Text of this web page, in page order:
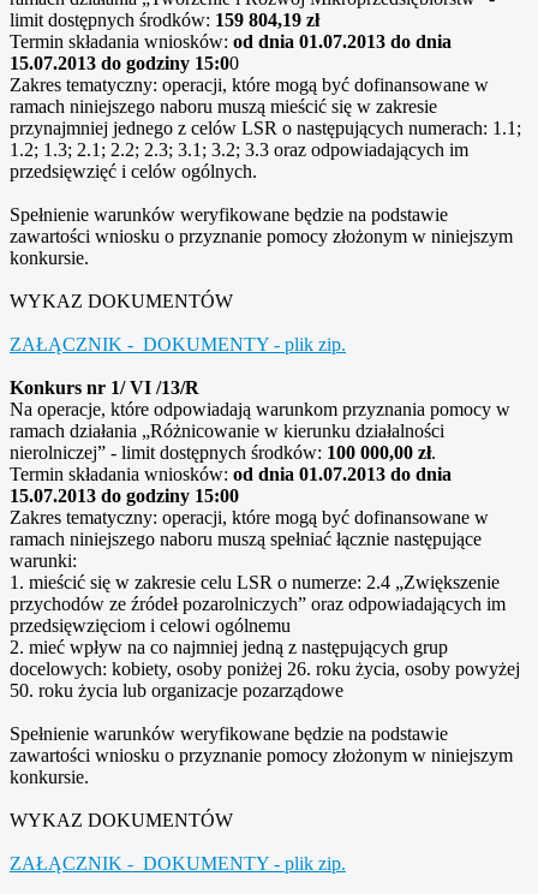
limit dostępnych środków: 159 804,19 zł
Termin składania wniosków: od dnia 01.07.2013 do dnia
15.07.2013 do godziny 15:00
Zakres tematyczny: operacji, które mogą być dofinansowane w
ramach niniejszego naboru muszą mieścić się w zakresie
przynajmniej jednego z celów LSR o następujących numerach: 1.1;
1.2; 1.3; 2.1; 2.2; 2.3; 3.1; 3.2; 3.3 oraz odpowiadających im
przedsięwzięć i celów ogólnych.
Spełnienie warunków weryfikowane będzie na podstawie
zawartości wniosku o przyznanie pomocy złożonym w niniejszym
konkursie.
WYKAZ DOKUMENTÓW
ZAŁĄCZNIK - DOKUMENTY - plik zip.
Konkurs nr 1/ VI /13/R
Na operacje, które odpowiadają warunkom przyznania pomocy w
ramach działania „Różnicowanie w kierunku działalności
nierolniczej” - limit dostępnych środków: 100 000,00 zł.
Termin składania wniosków: od dnia 01.07.2013 do dnia
15.07.2013 do godziny 15:00
Zakres tematyczny: operacji, które mogą być dofinansowane w
ramach niniejszego naboru muszą spełniać łącznie następujące
warunki:
1. mieścić się w zakresie celu LSR o numerze: 2.4 „Zwiększenie
przychodów ze źródeł pozarolniczych” oraz odpowiadających im
przedsięwzięciom i celowi ogólnemu
2. mieć wpływ na co najmniej jedną z następujących grup
docelowych: kobiety, osoby poniżej 26. roku życia, osoby powyżej
50. roku życia lub organizacje pozarządowe
Spełnienie warunków weryfikowane będzie na podstawie
zawartości wniosku o przyznanie pomocy złożonym w niniejszym
konkursie.
WYKAZ DOKUMENTÓW
ZAŁĄCZNIK - DOKUMENTY - plik zip.